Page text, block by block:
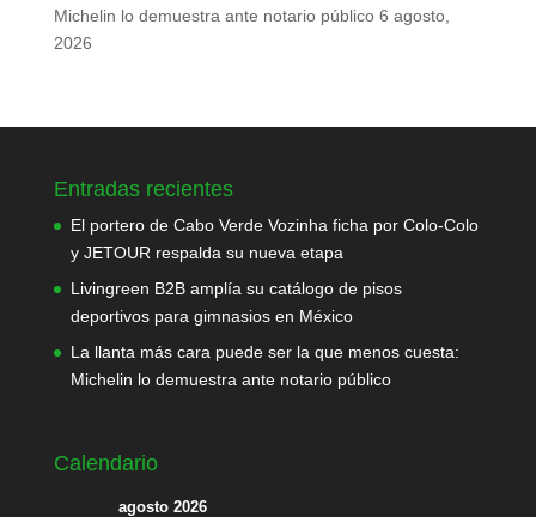
Michelin lo demuestra ante notario público 6 agosto,
2026
Entradas recientes
El portero de Cabo Verde Vozinha ficha por Colo-Colo
y JETOUR respalda su nueva etapa
Livingreen B2B amplía su catálogo de pisos
deportivos para gimnasios en México
La llanta más cara puede ser la que menos cuesta:
Michelin lo demuestra ante notario público
Calendario
agosto 2026